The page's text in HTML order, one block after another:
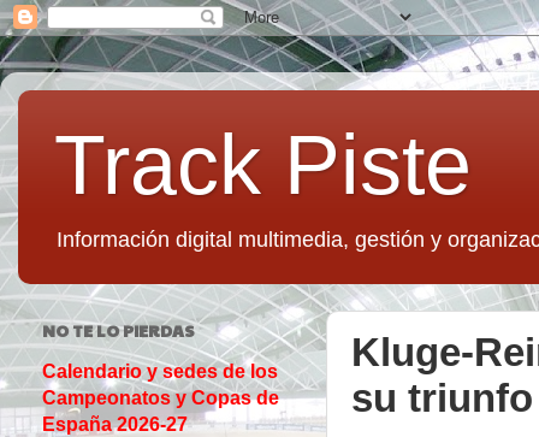
Track Piste
Información digital multimedia, gestión y
Kluge-
su triunfo
NO TE LO PIERDAS
Calendario y sedes de los
Campeonatos y Copas de
España 2026-27